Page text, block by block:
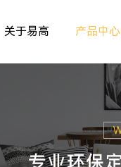
关于易高
>
专卖形象 >
产品中心
室内非
儿童房
厨房空
餐厅空